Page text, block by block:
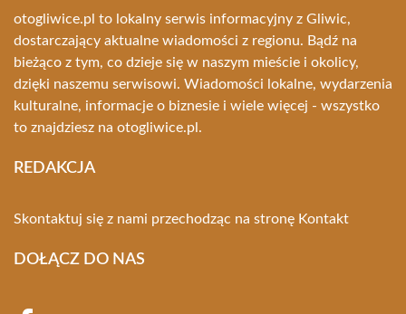
otogliwice.pl to lokalny serwis informacyjny z Gliwic,
dostarczający aktualne wiadomości z regionu. Bądź na
bieżąco z tym, co dzieje się w naszym mieście i okolicy,
dzięki naszemu serwisowi. Wiadomości lokalne, wydarzenia
kulturalne, informacje o biznesie i wiele więcej - wszystko
to znajdziesz na otogliwice.pl.
REDAKCJA
Skontaktuj się z nami przechodząc na stronę Kontakt
DOŁĄCZ DO NAS